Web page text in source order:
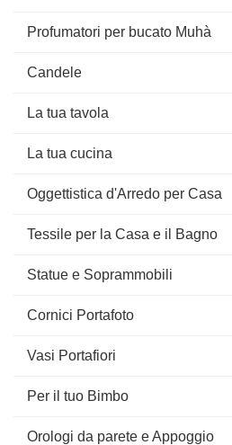
Profumatori per bucato Muhà
Candele
La tua tavola
La tua cucina
Oggettistica d'Arredo per Casa
Tessile per la Casa e il Bagno
Statue e Soprammobili
Cornici Portafoto
Vasi Portafiori
Per il tuo Bimbo
Orologi da parete e Appoggio